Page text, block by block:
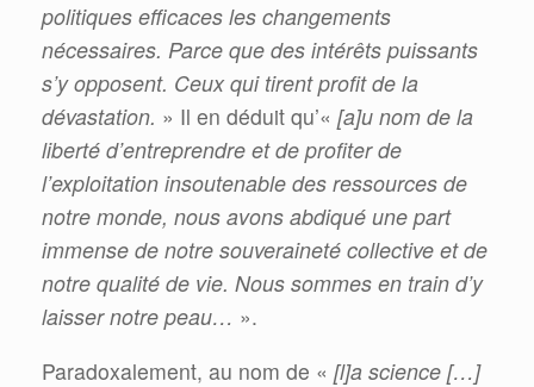
politiques efficaces les changements
nécessaires. Parce que des intérêts puissants
s’y opposent. Ceux qui tirent profit de la
dévastation. » Il en déduit qu’« [a]u nom de la
liberté d’entreprendre et de profiter de
l’exploitation insoutenable des ressources de
notre monde, nous avons abdiqué une part
immense de notre souveraineté collective et de
notre qualité de vie. Nous sommes en train d’y
laisser notre peau… ».
Paradoxalement, au nom de « [l]a science […]